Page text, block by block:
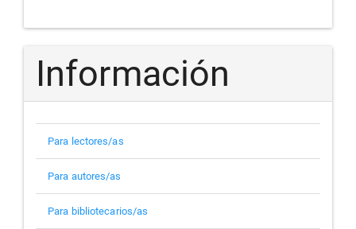
Información
Para lectores/as
Para autores/as
Para bibliotecarios/as